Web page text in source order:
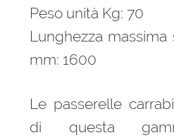
Peso unità Kg: 70
Lunghezza
mm: 1600
Le passerelle
di questa